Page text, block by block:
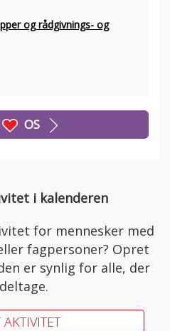
og rådgivnings- og
OS
i kalenderen
for mennesker med
fagpersoner? Opret
er synlig for alle, der
AKTIVITET